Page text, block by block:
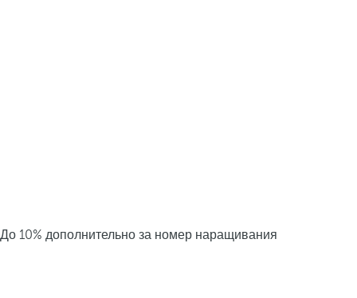
До 10% дополнительно за номер наращивания